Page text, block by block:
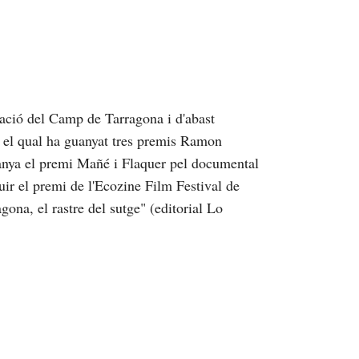
del Camp de Tarragona i d'abast
qual ha guanyat tres premis Ramon
el premi Mañé i Flaquer pel documental
el premi de l'Ecozine Film Festival de
el rastre del sutge" (editorial Lo